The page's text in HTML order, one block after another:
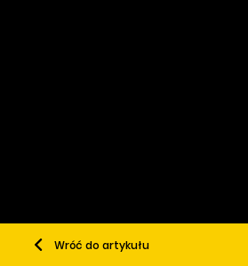
Wróć do artykułu